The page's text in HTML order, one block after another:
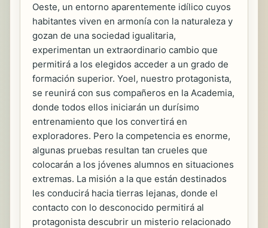
Oeste, un entorno aparentemente idílico cuyos
habitantes viven en armonía con la naturaleza y
gozan de una sociedad igualitaria,
experimentan un extraordinario cambio que
permitirá a los elegidos acceder a un grado de
formación superior. Yoel, nuestro protagonista,
se reunirá con sus compañeros en la Academia,
donde todos ellos iniciarán un durísimo
entrenamiento que los convertirá en
exploradores. Pero la competencia es enorme,
algunas pruebas resultan tan crueles que
colocarán a los jóvenes alumnos en situaciones
extremas. La misión a la que están destinados
les conducirá hacia tierras lejanas, donde el
contacto con lo desconocido permitirá al
protagonista descubrir un misterio relacionado